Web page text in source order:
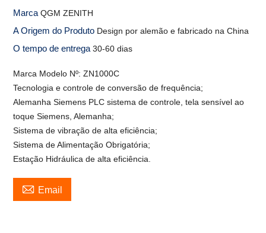
MarcaQGM ZENITH
A Origem do Produto Design por alemão e fabricado na China
O tempo de entrega30-60 dias
Marca Modelo Nº: ZN1000C
Tecnologia e controle de conversão de frequência;
Alemanha Siemens PLC sistema de controle, tela sensível ao
toque Siemens, Alemanha;
Sistema de vibração de alta eficiência;
Sistema de Alimentação Obrigatória;
Estação Hidráulica de alta eficiência.
 Email